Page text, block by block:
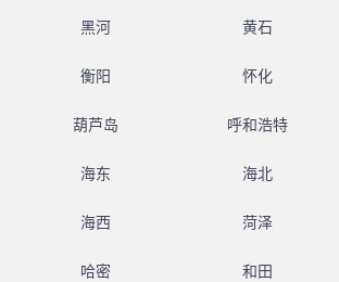
黑河 黄石
衡阳 怀化
葫芦岛 呼和浩特
海东 海北
海西 菏泽
哈密 和田